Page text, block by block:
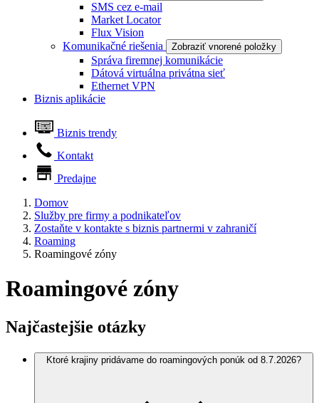
SMS cez e-mail
Market Locator
Flux Vision
Komunikačné riešenia
Zobraziť vnorené položky
Správa firemnej komunikácie
Dátová virtuálna privátna sieť
Ethernet VPN
Biznis aplikácie
Biznis trendy
Kontakt
Predajne
Domov
Služby pre firmy a podnikateľov
Zostaňte v kontakte s biznis partnermi v zahraničí
Roaming
Roamingové zóny
Roamingové zóny
Najčastejšie otázky
Ktoré krajiny pridávame do roamingových ponúk od 8.7.2026?